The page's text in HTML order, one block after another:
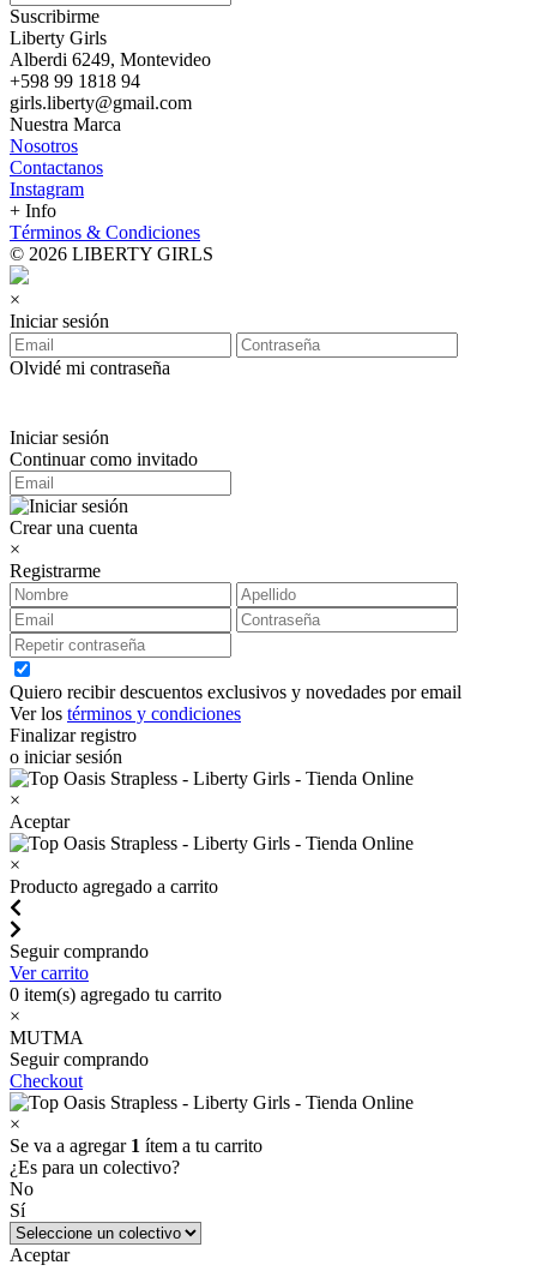
Suscribirme
Liberty Girls
Alberdi 6249, Montevideo
+598 99 1818 94
girls.liberty@gmail.com
Nuestra Marca
Nosotros
Contactanos
Instagram
+ Info
Términos & Condiciones
© 2026 LIBERTY GIRLS
×
Iniciar sesión
Olvidé mi contraseña
Iniciar sesión
Continuar como invitado
Crear una cuenta
×
Registrarme
Quiero recibir descuentos exclusivos y novedades por email
Ver los términos y condiciones
Finalizar registro
o iniciar sesión
×
Aceptar
×
Producto agregado a carrito
Seguir comprando
Ver carrito
0 item(s) agregado tu carrito
×
MUTMA
Seguir comprando
Checkout
×
Se va a agregar 1 ítem a tu carrito
¿Es para un colectivo?
No
Sí
Aceptar